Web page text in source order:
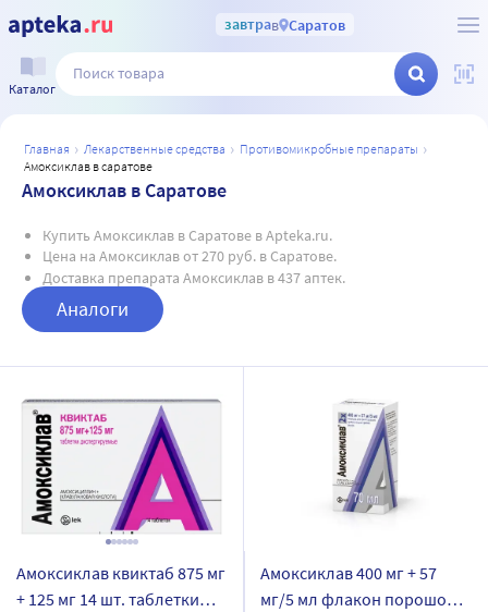
завтрав Саратов
Каталог
главная лекарственные средства
противомикробные препараты
амоксиклав в саратове
Амоксиклав в Саратове
Купить Амоксиклав в Саратове в Apteka.ru.
Цена на Амоксиклав от 270 руб. в Саратове.
Доставка препарата Амоксиклав в 437 аптек.
Аналоги
Амоксиклав квиктаб 875 мг
+ 125 мг 14 шт. таблетки
Амоксиклав 400 мг + 57
мг/5 мл флакон порошок